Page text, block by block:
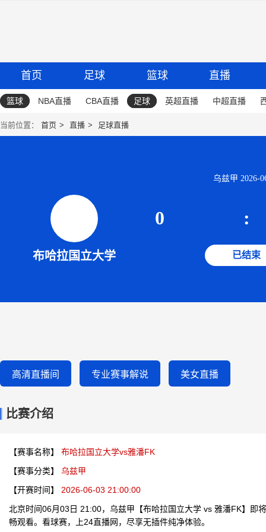
首页 足球 篮球 直播
篮球 NBA直播 CBA直播 足球 英超直播 中超直播
当前位置： 首页 直播 足球直播
乌兹甲 2026-
布哈拉国立大学
0 :
已结束
高清直播间 专业赛事解说 美女直播
比赛介绍
【赛事名称】
布哈拉国立大学vs雅潘FK
【赛事分类】
乌兹甲
【开赛时间】
2026-06-03 21:00:00
北京时间06月03日 21:00，乌兹甲【布哈拉国立大学 vs 雅潘FK】即
畅观看。看球赛，上24直播网，尽享无插件纯净体验。